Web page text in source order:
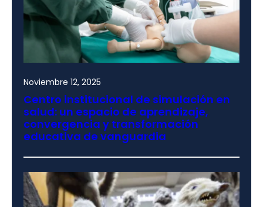
Noviembre 12, 2025
Centro institucional de simulación en
salud: un espacio de aprendizaje,
convergencia y transformación
educativa de vanguardia